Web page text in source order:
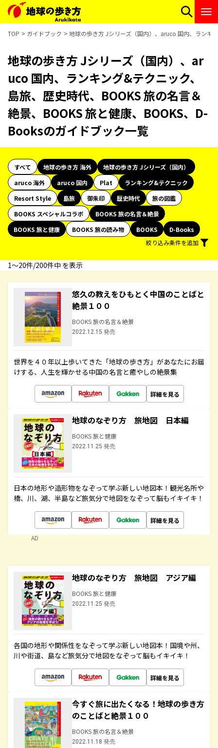
TOP ガイドブック 地球の歩き方 Jシリーズ（国内）、aruco 国内、ランキ
地球の歩き方 Jシリーズ（国内）、ar
uco 国内、ランキング&テクニック、
島旅、歴史時代、BOOKS 旅の名言＆
絶景、BOOKS 旅と健康、BOOKS、D-
Booksのガイドブック一覧
すべて 地球の歩き方 海外
地球の歩き方 Jシリーズ（国内）
aruco 海外
aruco 国内 Plat
ランキング&テクニック
Resort Style
島旅 御朱印 歴史時代
旅の図鑑
BOOKS スペシャルコラボ
BOOKS 旅の名言＆絶景
BOOKS 旅と健康
BOOKS 旅の読み物 BOOKS
D-Books
絞り込み条件を追加
1〜20件/200件中 を表示
悠久の教えをひもとく中国のことばと
絶景１００
BOOKS 旅の名言＆絶景
2022.12.15 発売
世界を４０年以上歩いてきた「地球の歩き方」があなたにお届
けする、人生を輝かせる中国の名言と癒やしの絶景集
詳細を見る
地球のなぞり方 旅地図 日本編
BOOKS 旅と健康
2022.11.25 発売
日本の地形や造形物をなぞって学ぶ新しい地図本！観光名所や
橋、川、湖、半島など旅気分で地図をなぞって脳もイキイキ！
詳細を見る
AD
地球のなぞり方 旅地図 アジア編
BOOKS 旅と健康
2022.11.25 発売
各国の地形や関係性をなぞって学ぶ新しい地図本！国境や州、
川や街道、島など旅気分で地図をなぞって脳もイキイキ！
詳細を見る
今すぐ旅に出たくなる！地球の歩き方
のことばと絶景１００
BOOKS 旅の名言＆絶景
2022.11.18 発売